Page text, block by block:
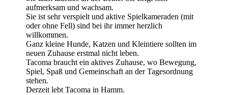
aufmerksam und wachsam.
Sie ist sehr verspielt und aktive Spielkameraden (mit
oder ohne Fell) sind bei ihr immer herzlich
willkommen.
Ganz kleine Hunde, Katzen und Kleintiere sollten im
neuen Zuhause erstmal nicht leben.
Tacoma braucht ein aktives Zuhause, wo Bewegung,
Spiel, Spaß und Gemeinschaft an der Tagesordnung
stehen.
Derzeit lebt Tacoma in Hamm.